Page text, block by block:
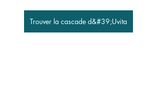
Trouver la cascade d&#39;Uvita